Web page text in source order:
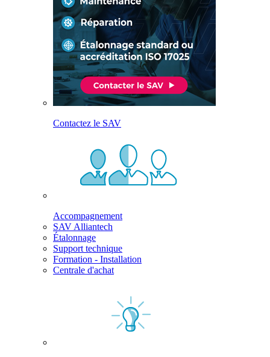
Contactez le SAV
Accompagnement
SAV Alliantech
Étalonnage
Support technique
Formation - Installation
Centrale d'achat